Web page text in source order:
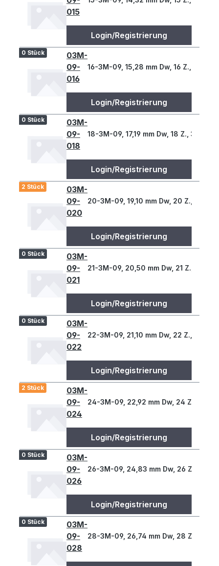
015
Login/Registrierung
0 Stück
03M-
09-
016
16-3M-09, 15,28 mm Dw, 16 Z., 3 T
Login/Registrierung
0 Stück
03M-
09-
018
18-3M-09, 17,19 mm Dw, 18 Z., 3 T
Login/Registrierung
2 Stück
03M-
09-
020
20-3M-09, 19,10 mm Dw, 20 Z., 3 T
Login/Registrierung
0 Stück
03M-
09-
021
21-3M-09, 20,50 mm Dw, 21 Z., 3 T
Login/Registrierung
0 Stück
03M-
09-
022
22-3M-09, 21,10 mm Dw, 22 Z., 3 T
Login/Registrierung
2 Stück
03M-
09-
024
24-3M-09, 22,92 mm Dw, 24 Z., 3 T
Login/Registrierung
0 Stück
03M-
09-
026
26-3M-09, 24,83 mm Dw, 26 Z., 3 T
Login/Registrierung
0 Stück
03M-
09-
028
28-3M-09, 26,74 mm Dw, 28 Z., 3 T